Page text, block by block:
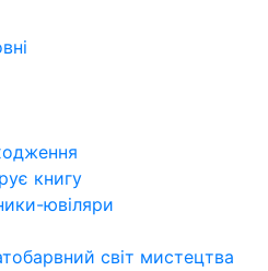
книгу
ювіляри
світ мистецтва